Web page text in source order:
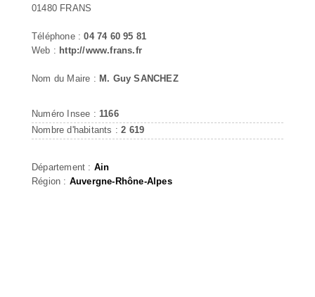
01480 FRANS
Téléphone :04 74 60 95 81
Web : http://www.frans.fr
Nom du Maire : M. Guy SANCHEZ
Numéro Insee : 1166
Nombre d'habitants :2 619
Département : Ain
Région : Auvergne-Rhône-Alpes